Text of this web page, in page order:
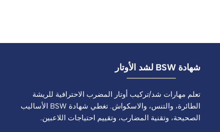
شهادة BSW لشد الأوتار
تعلم مهارات شد/تركيب أوتار المضرب الاحترافية للريشة
الطائرة، والتنس، والاسكواش. تغطي شهادة BSW الأساليب
الصحيحة، وتقنية المضارب، وتقييم احتياجات اللاعبين.